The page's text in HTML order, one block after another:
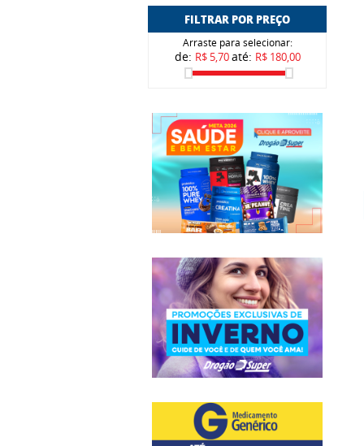
FILTRAR POR PREÇO
Arraste para selecionar:
de: R$ 5,70até: R$ 180,00